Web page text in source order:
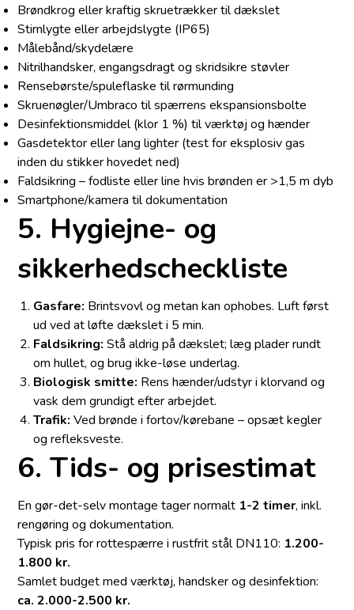
Brøndkrog eller kraftig skruetrækker til dækslet
Stirnlygte eller arbejdslygte (IP65)
Målebånd/skydelære
Nitrilhandsker, engangsdragt og skridsikre støvler
Rensebørste/spuleflaske til rørmunding
Skruenøgler/Umbraco til spærrens ekspansionsbolte
Desinfektionsmiddel (klor 1 %) til værktøj og hænder
Gasdetektor eller lang lighter (test for eksplosiv gas
inden du stikker hovedet ned)
Faldsikring – fodliste eller line hvis brønden er >1,5 m dyb
Smartphone/kamera til dokumentation
5. Hygiejne- og
sikkerheds­checkliste
Gasfare: Brint­svovl og metan kan ophobes. Luft først
ud ved at løfte dækslet i 5 min.
Faldsikring: Stå aldrig på dækslet; læg plader rundt
om hullet, og brug ikke-løse underlag.
Biologisk smitte: Rens hænder/udstyr i klorvand og
vask dem grundigt efter arbejdet.
Trafik: Ved brønde i fortov/kørebane – opsæt kegler
og refleksveste.
6. Tids- og prisestimat
En gør-det-selv montage tager normalt 1-2 timer, inkl.
rengøring og dokumentation.
Typisk pris for rottespærre i rustfrit stål DN110: 1.200-
1.800 kr.
Samlet budget med værktøj, handsker og desinfektion:
ca. 2.000-2.500 kr.